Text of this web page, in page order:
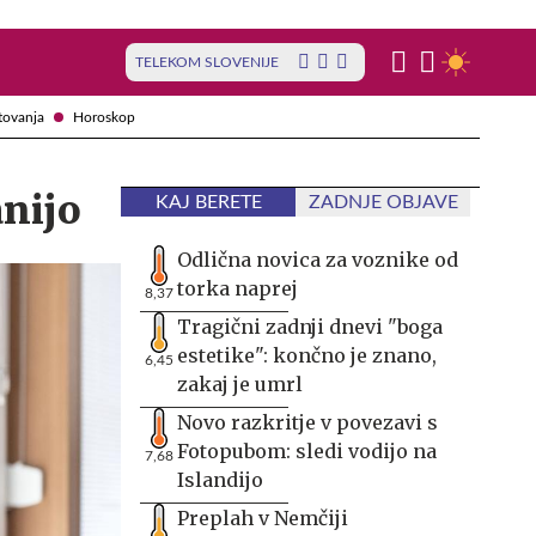
Horoskop
TELEKOM SLOVENIJE
KAJ BERETE ZADNJE OBJAVE
8,37
Odlična novica za voznike od
torka naprej
6,45
Tragični zadnji dnevi "boga
estetike": končno je znano,
zakaj je umrl
7,68
Novo razkritje v povezavi s
Fotopubom: sledi vodijo na
Islandijo
Preplah v Nemčiji